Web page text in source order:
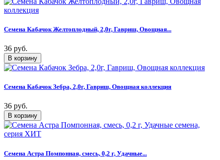
Семена Кабачок Желтоплодный, 2,0г, Гавриш, Овощная...
36 руб.
Семена Кабачок Зебра, 2,0г, Гавриш, Овощная коллекция
36 руб.
Семена Астра Помпонная, смесь, 0,2 г, Удачные...